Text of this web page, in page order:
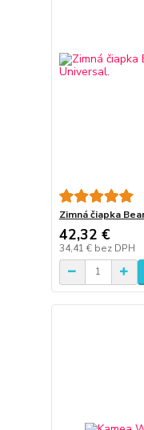
Zimná čiapka
42,32 €
34,41 € bez DPH